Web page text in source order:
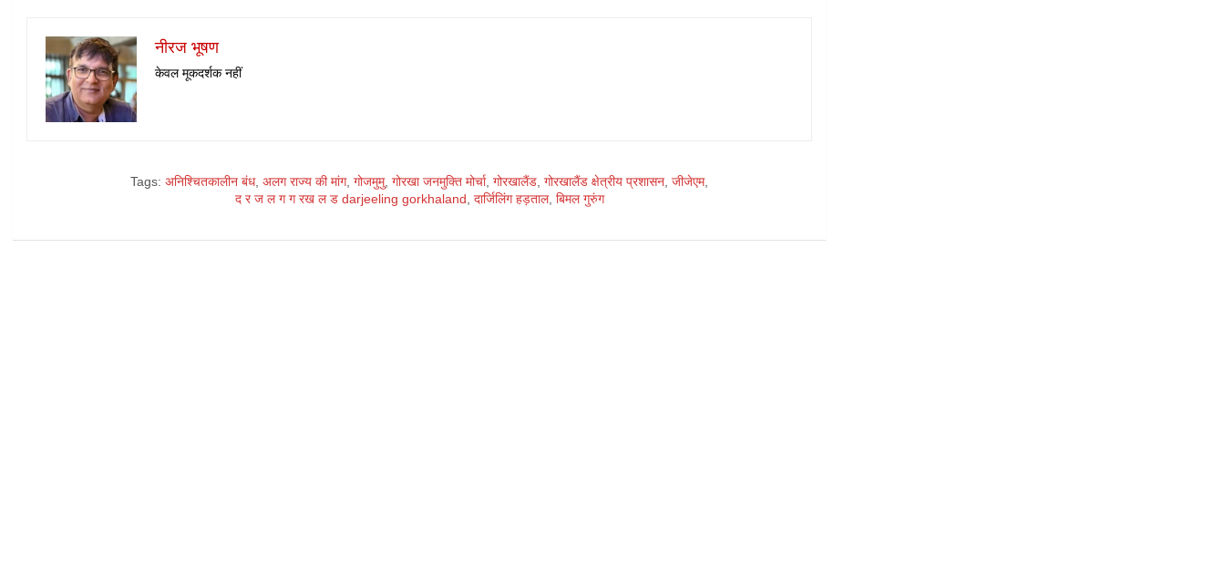
नीरज भूषण
केवल मूकदर्शक नहीं
Tags: अनिश्चितकालीन बंध,अलग राज्य की मांग,गोजमुमु,गोरखा जनमुक्ति मोर्चा,गोरखालैंड ,गोरखालैंड क्षेत्रीय प्रशासन ,जीजेएम,
द र ज ल ग ग रख ल ड darjeeling gorkhaland दार्जिलिंग हड़ताल, बिमल गुरुंग